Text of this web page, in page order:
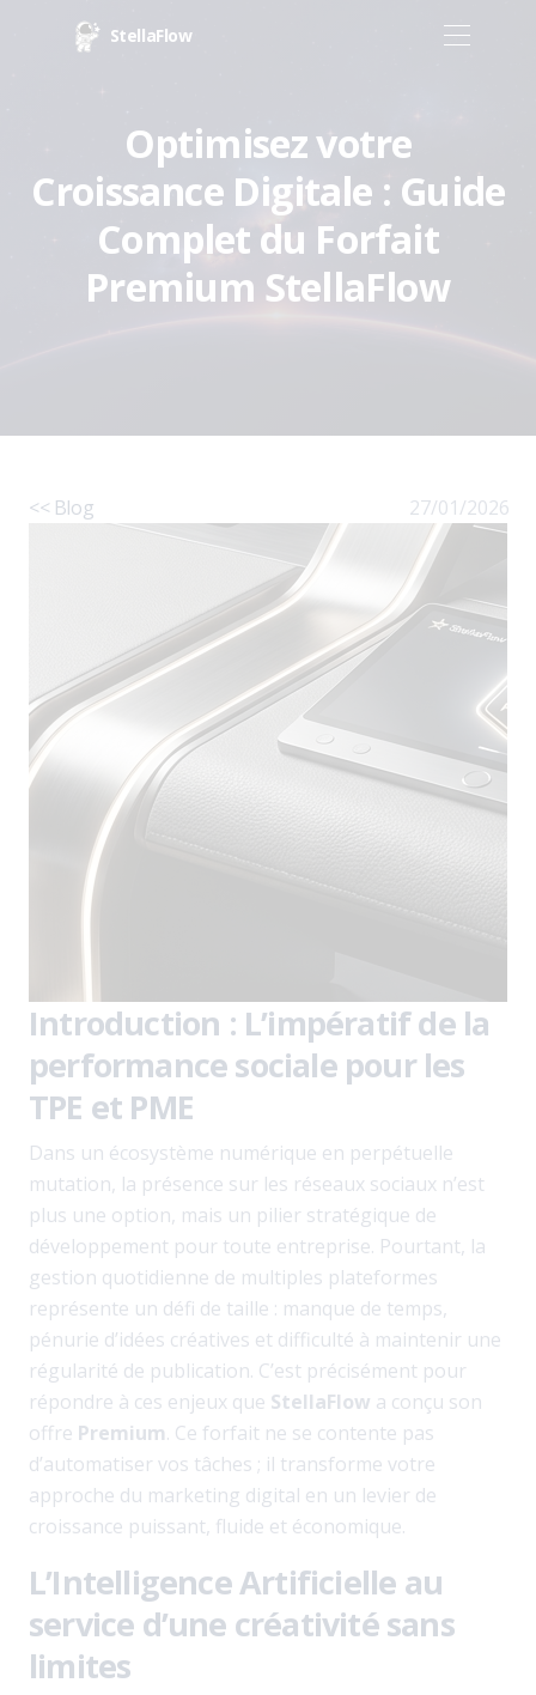
StellaFlow
Optimisez votre
Croissance Digitale : Guide
Complet du Forfait
Premium StellaFlow
<< Blog 27/01/2026
Introduction : L’impératif de la
performance sociale pour les
TPE et PME
Dans un écosystème numérique en perpétuelle
mutation, la présence sur les réseaux sociaux n’est
plus une option, mais un pilier stratégique de
développement pour toute entreprise. Pourtant, la
gestion quotidienne de multiples plateformes
représente un défi de taille : manque de temps,
pénurie d’idées créatives et difficulté à maintenir une
régularité de publication. C’est précisément pour
répondre à ces enjeux que StellaFlow a conçu son
offre Premium. Ce forfait ne se contente pas
d’automatiser vos tâches ; il transforme votre
approche du marketing digital en un levier de
croissance puissant, fluide et économique.
L’Intelligence Artificielle au
service d’une créativité sans
limites